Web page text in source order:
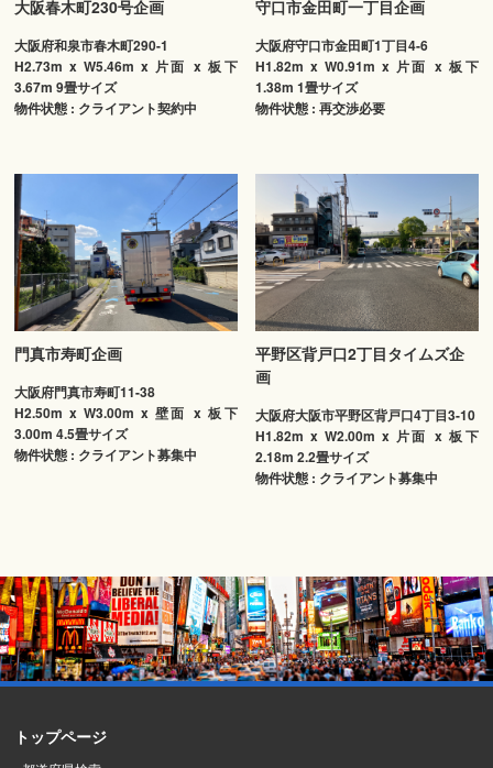
大阪春木町230号企画
大阪府和泉市春木町290-1
H2.73m x W5.46m x 片面 x 板下
3.67m 9畳サイズ
物件状態 : クライアント契約中
守口市金田町一丁目企画
大阪府守口市金田町1丁目4-6
H1.82m x W0.91m x 片面 x 板下
1.38m 1畳サイズ
物件状態 : 再交渉必要
門真市寿町企画
大阪府門真市寿町11-38
H2.50m x W3.00m x 壁面 x 板下
3.00m 4.5畳サイズ
物件状態 : クライアント募集中
平野区背戸口2丁目タイムズ企
画
大阪府大阪市平野区背戸口4丁目3-10
H1.82m x W2.00m x 片面 x 板下
2.18m 2.2畳サイズ
物件状態 : クライアント募集中
トップページ